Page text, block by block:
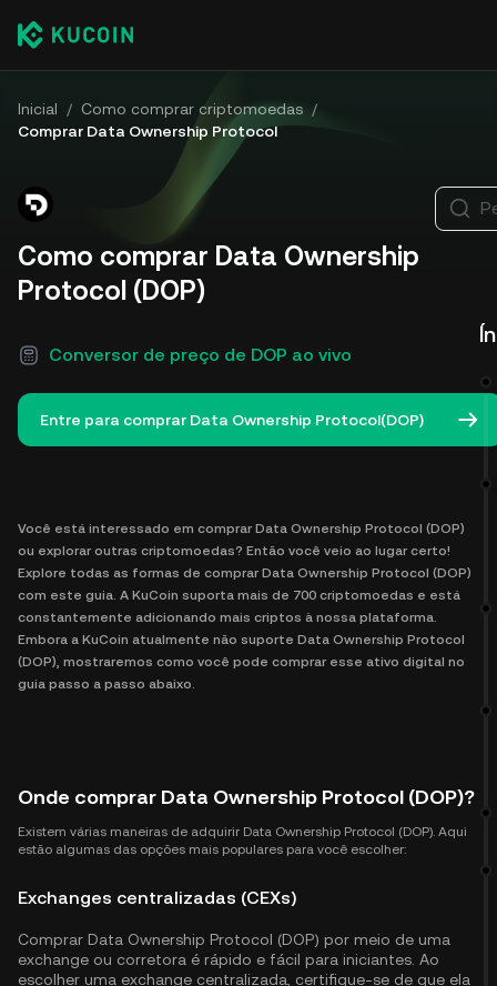
Inicial / Como comprar criptomoedas /
Comprar Data Ownership Protocol
Como comprar Data Ownership
Protocol (DOP)
Conversor de preço de DOP ao vivo
Entre para comprar Data Ownership Protocol(DOP)
Você está interessado em comprar Data Ownership Protocol (DOP)
ou explorar outras criptomoedas? Então você veio ao lugar certo!
Explore todas as formas de comprar Data Ownership Protocol (DOP)
com este guia. A KuCoin suporta mais de 700 criptomoedas e está
constantemente adicionando mais criptos à nossa plataforma.
Embora a KuCoin atualmente não suporte Data Ownership Protocol
(DOP), mostraremos como você pode comprar esse ativo digital no
guia passo a passo abaixo.
Onde comprar Data Ownership Protocol (DOP)?
Existem várias maneiras de adquirir Data Ownership Protocol (DOP). Aqui
estão algumas das opções mais populares para você escolher:
Exchanges centralizadas (CEXs)
Comprar Data Ownership Protocol (DOP) por meio de uma
exchange ou corretora é rápido e fácil para iniciantes. Ao
escolher uma exchange centralizada, certifique-se de que ela